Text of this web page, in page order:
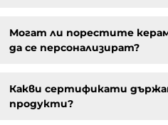
Могат ли порестите
да се персонализират?
Какви сертификати
продукти?